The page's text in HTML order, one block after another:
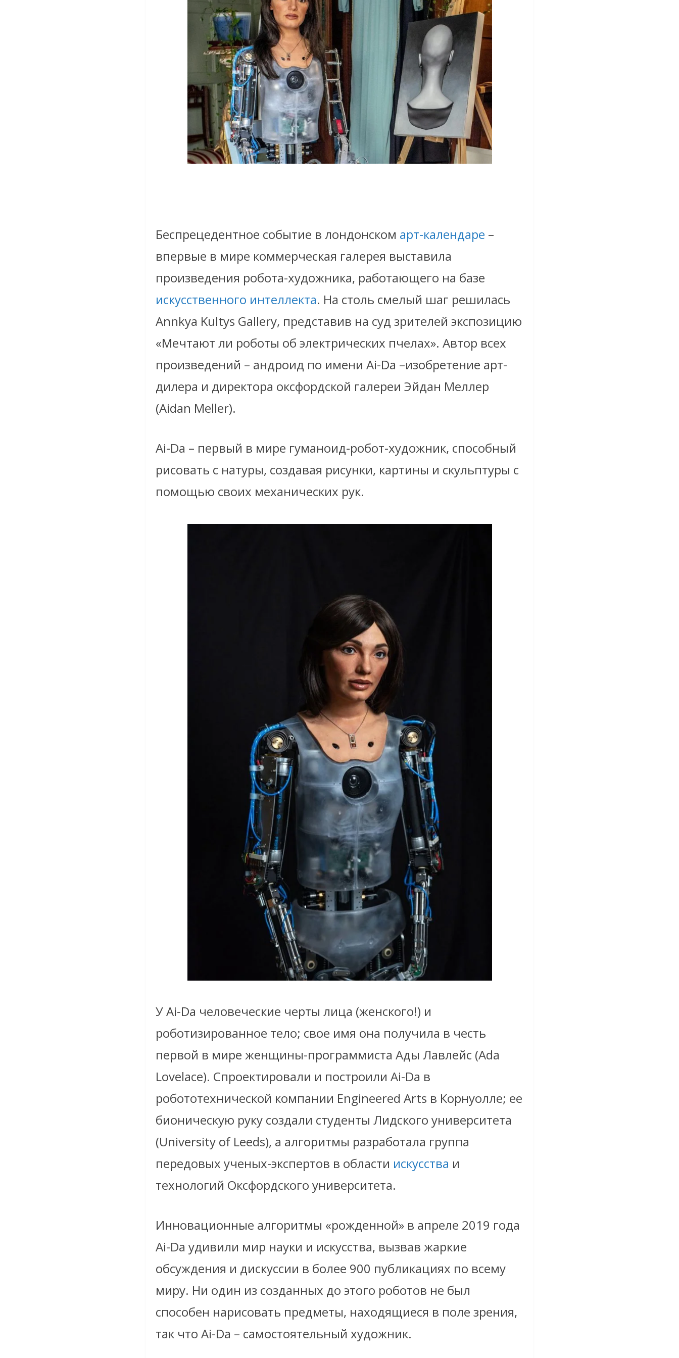
Беспрецедентное событие в лондонском арт-календаре –
впервые в мире коммерческая галерея выставила
произведения робота-художника, работающего на базе
искусственного интеллекта. На столь смелый шаг решилась
Annkya Kultys Gallery, представив на суд зрителей экспозицию
«Мечтают ли роботы об электрических пчелах». Автор всех
произведений – андроид по имени Ai-Da –изобретение арт-
дилера и директора оксфордской галереи Эйдан Меллер
(Aidan Meller).
Ai-Da – первый в мире гуманоид-робот-художник, способный
рисовать с натуры, создавая рисунки, картины и скульптуры с
помощью своих механических рук.
У Ai-Da человеческие черты лица (женского!) и
роботизированное тело; свое имя она получила в честь
первой в мире женщины-программиста Ады Лавлейс (Ada
Lovelace). Спроектировали и построили Ai-Da в
робототехнической компании Engineered Arts в Корнуолле; ее
бионическую руку создали студенты Лидского университета
(University of Leeds), а алгоритмы разработала группа
передовых ученых-экспертов в области искусства и
технологий Оксфордского университета.
Инновационные алгоритмы «рожденной» в апреле 2019 года
Ai-Da удивили мир науки и искусства, вызвав жаркие
обсуждения и дискуссии в более 900 публикациях по всему
миру. Ни один из созданных до этого роботов не был
способен нарисовать предметы, находящиеся в поле зрения,
так что Ai-Da – самостоятельный художник.